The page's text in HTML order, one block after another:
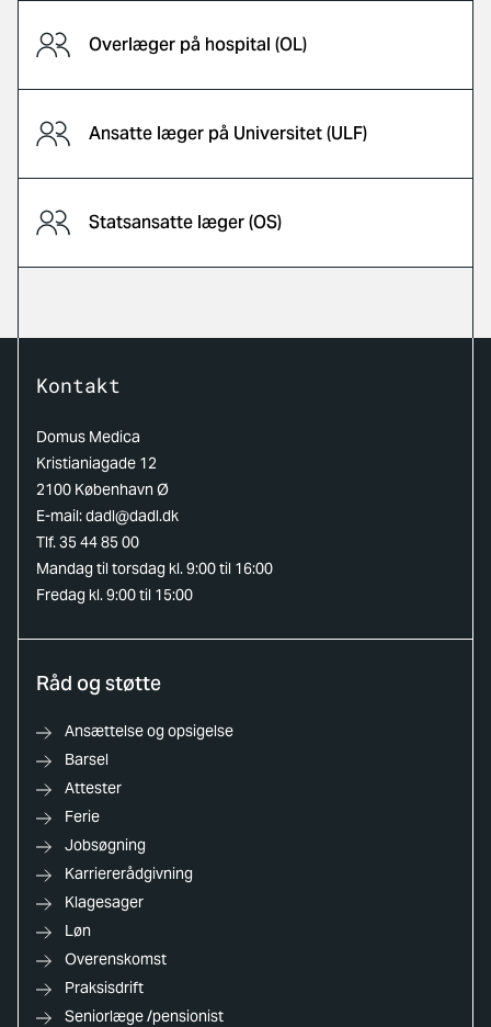
Overlæger på hospital (OL)
Ansatte læger på Universitet (ULF)
Statsansatte læger (OS)
Kontakt
Domus Medica
Kristianiagade 12
2100 København Ø
E-mail:dadl@dadl.dk
Tlf. 35 44 85 00
Mandag til torsdag kl. 9:00 til 16:00
Fredag kl. 9:00 til 15:00
Råd og støtte
Ansættelse og opsigelse
Barsel
Attester
Ferie
Jobsøgning
Karriererådgivning
Klagesager
Løn
Overenskomst
Praksisdrift
Seniorlæge /pensionist